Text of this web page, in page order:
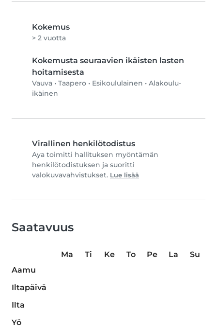
Kokemus
> 2 vuotta
Kokemusta seuraavien ikäisten lasten
hoitamisesta
Vauva • Taapero • Esikoululainen • Alakoulu-
ikäinen
Virallinen henkilötodistus
Aya toimitti hallituksen myöntämän
henkilötodistuksen ja suoritti
valokuvavahvistukset. Lue lisää
Saatavuus
Ma Ti Ke To Pe La
Su
Aamu
Iltapäivä
Ilta
Yö